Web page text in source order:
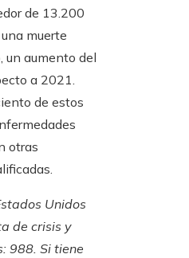
de 13.200
muerte
un aumento del
a 2021.
de estos
otras
Unidos
de crisis y
988. Si tiene